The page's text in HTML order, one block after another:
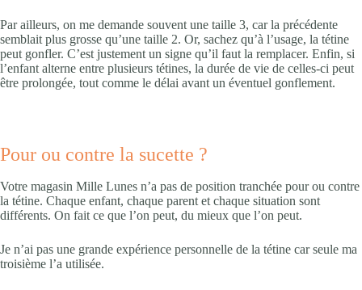
Par ailleurs, on me demande souvent une taille 3, car la précédente
semblait plus grosse qu’une taille 2. Or, sachez qu’à l’usage, la tétine
peut gonfler. C’est justement un signe qu’il faut la remplacer. Enfin, si
l’enfant alterne entre plusieurs tétines, la durée de vie de celles-ci peut
être prolongée, tout comme le délai avant un éventuel gonflement.
Pour ou contre la sucette ?
Votre magasin Mille Lunes n’a pas de position tranchée pour ou contre
la tétine. Chaque enfant, chaque parent et chaque situation sont
différents. On fait ce que l’on peut, du mieux que l’on peut.
Je n’ai pas une grande expérience personnelle de la tétine car seule ma
troisième l’a utilisée.